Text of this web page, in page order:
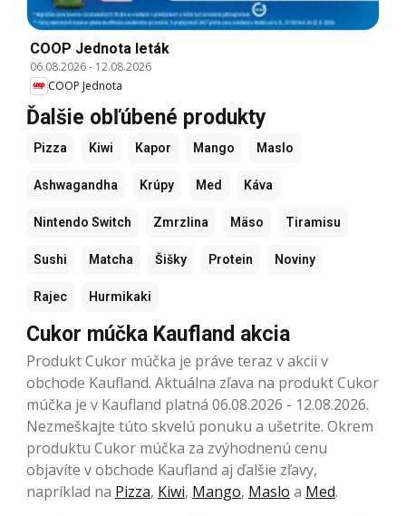
COOP Jednota leták
06.08.2026- 12.08.2026
COOP Jednota
Ďalšie obľúbené produkty
Pizza Kiwi Kapor Mango Maslo
Ashwagandha Krúpy Med Káva
Nintendo Switch Zmrzlina Mäso Tiramisu
Sushi Matcha Šišky Protein Noviny
Rajec Hurmikaki
Cukor múčka Kaufland akcia
Produkt Cukor múčka je práve teraz v akcii v
obchode Kaufland. Aktuálna zľava na produkt Cukor
múčka je v Kaufland platná 06.08.2026 - 12.08.2026.
Nezmeškajte túto skvelú ponuku a ušetrite. Okrem
produktu Cukor múčka za zvýhodnenú cenu
objavíte v obchode Kaufland aj ďalšie zľavy,
napríklad na Pizza, Kiwi, Mango, Maslo a Med.